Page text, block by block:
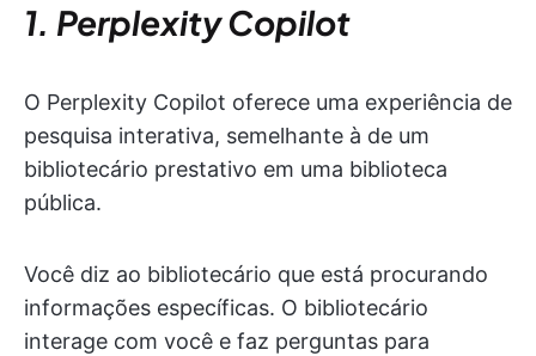
1. Perplexity Copilot
O Perplexity Copilot oferece uma experiência de
pesquisa interativa, semelhante à de um
bibliotecário prestativo em uma biblioteca
pública.
Você diz ao bibliotecário que está procurando
informações específicas. O bibliotecário
interage com você e faz perguntas para